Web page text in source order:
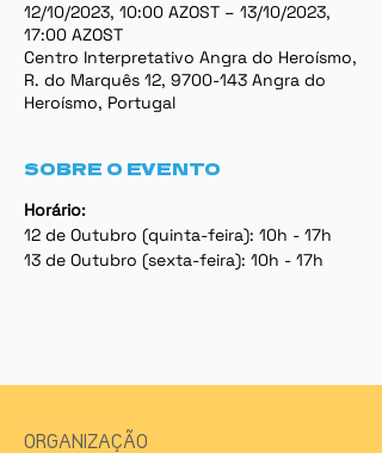
12/10/2023, 10:00 AZOST – 13/10/2023,
17:00 AZOST
Centro Interpretativo Angra do Heroísmo,
R. do Marquês 12, 9700-143 Angra do
Heroísmo, Portugal
SOBRE O EVENTO
Horário:
12 de Outubro (quinta-feira): 10h - 17h
13 de Outubro (sexta-feira): 10h - 17h
ORGANIZAÇÃO